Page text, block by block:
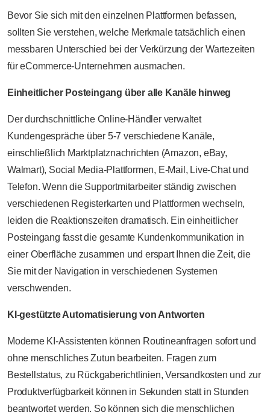
Bevor Sie sich mit den einzelnen Plattformen befassen,
sollten Sie verstehen, welche Merkmale tatsächlich einen
messbaren Unterschied bei der Verkürzung der Wartezeiten
für eCommerce-Unternehmen ausmachen.
Einheitlicher Posteingang über alle Kanäle hinweg
Der durchschnittliche Online-Händler verwaltet
Kundengespräche über 5-7 verschiedene Kanäle,
einschließlich Marktplatznachrichten (Amazon, eBay,
Walmart), Social Media-Plattformen, E-Mail, Live-Chat und
Telefon. Wenn die Supportmitarbeiter ständig zwischen
verschiedenen Registerkarten und Plattformen wechseln,
leiden die Reaktionszeiten dramatisch. Ein einheitlicher
Posteingang fasst die gesamte Kundenkommunikation in
einer Oberfläche zusammen und erspart Ihnen die Zeit, die
Sie mit der Navigation in verschiedenen Systemen
verschwenden.
KI-gestützte Automatisierung von Antworten
Moderne KI-Assistenten können Routineanfragen sofort und
ohne menschliches Zutun bearbeiten. Fragen zum
Bestellstatus, zu Rückgaberichtlinien, Versandkosten und zur
Produktverfügbarkeit können in Sekunden statt in Stunden
beantwortet werden. So können sich die menschlichen